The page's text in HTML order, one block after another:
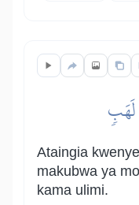
Ataingia
makubwa ya
kama ulimi.